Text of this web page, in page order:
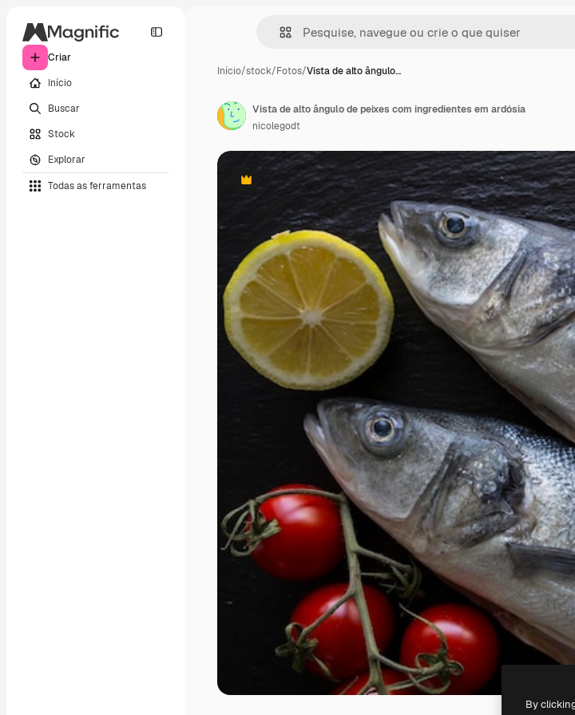
Criar
Início
Buscar
Stock
Explorar
Todas as ferramentas
Início/stock/Fotos/Vista de alto ângulo…
Premium
Vista de alto ângulo de peixes com ingredientes em ardósia
nicolegodt
By